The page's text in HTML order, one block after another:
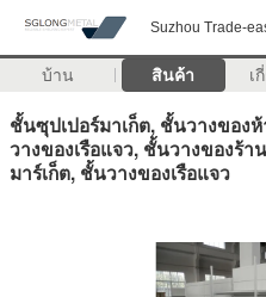
Suzhou Trade-
บ้าน สินค้า เ
ชั้นซุปเปอร์มาเก็ต, ชั้นวางขอ
วางของเรือแจว, ชั้นวางของร้
มาร์เก็ต, ชั้นวางของเรือแจว